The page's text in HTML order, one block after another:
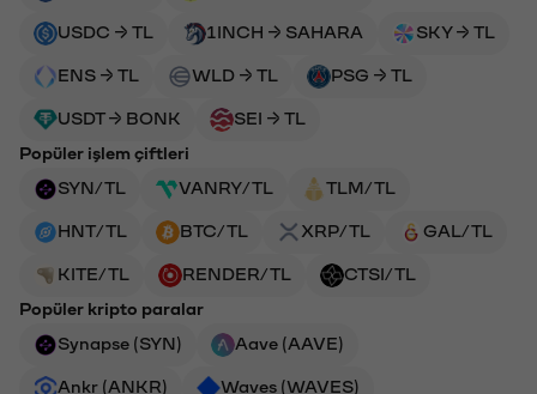
USDC → TL 1INCH → SAHARA SKY → TL
ENS → TL WLD → TL PSG → TL
USDT → BONK
SEI → TL
Popüler işlem çiftleri
SYN/TL
VANRY/TL TLM/TL
HNT/TL BTC/TL XRP/TL GAL/TL
KITE/TL RENDER/TL
CTSI/TL
Popüler kripto paralar
Synapse (SYN)
Aave (AAVE)
Ankr (ANKR) Waves (WAVES)